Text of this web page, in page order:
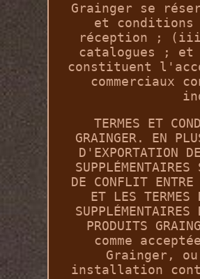
Grainger se
et
réception ;
catalogues ;
constituent
commerciaux
TERMES ET
GRAINGER. EN
D'EXPORTATION
DE CONFLIT
ET LES TERMES
PRODUITS
comme
Grainger,
installation